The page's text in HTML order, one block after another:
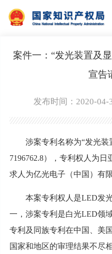
案件一：“发光装置及
宣告
发布时间：2020-04-
涉案专利名称为“发光装
7196762.8），专利权人为
求人为亿光电子（中国）有限
本案专利权人是LED发光
一，涉案专利是白光LED领
专利及同族专利在中国、美
国家和地区的审理结果不尽相